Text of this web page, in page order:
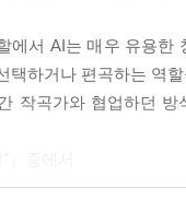
에서 AI는 매우 유용
택하거나 편곡하는 역
작곡가와 협업하던